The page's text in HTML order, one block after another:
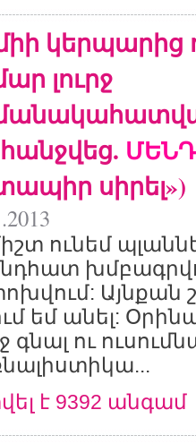
կերպարից
լուրջ
սիրել»)
ունեմ
Այնքան
եմ անել:
գնալ ու
է 9392 անգամ